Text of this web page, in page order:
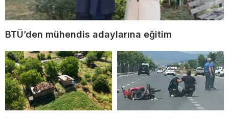
BTÜ’den mühendis adaylarına eğitim